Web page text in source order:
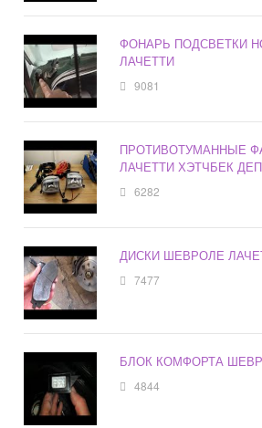
ФОНАРЬ ПОДСВЕТКИ
ЛАЧЕТТИ
9081
ПРОТИВОТУМАННЫЕ
ЛАЧЕТТИ ХЭТЧБЕК
6282
ДИСКИ ШЕВРОЛЕ
7477
БЛОК КОМФОРТА
4844